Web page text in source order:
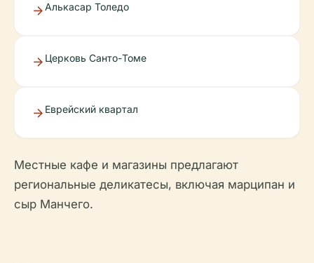
Алькасар Толедо
Церковь Санто-Томе
Еврейский квартал
Местные кафе и магазины предлагают
региональные деликатесы, включая марципан и
сыр Манчего.